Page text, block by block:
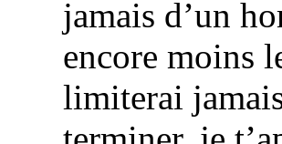
jamais d’un
encore moins
limiterai